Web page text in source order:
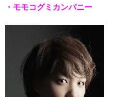
・モモコグミカンパニー